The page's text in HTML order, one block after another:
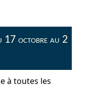
17 octobre au 2
à toutes les